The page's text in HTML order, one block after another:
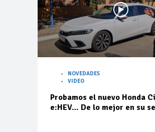
NOVEDADES
VIDEO
Probamos el nuevo Honda
e:HEV… De lo mejor en su